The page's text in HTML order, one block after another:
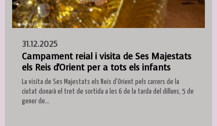
31.12.2025
Campament reial i visita de Ses Majestats
els Reis d'Orient per a tots els infants
La visita de Ses Majestats els Reis d'Orient pels carrers de la
ciutat donarà el tret de sortida a les 6 de la tarda del dilluns, 5 de
gener de...